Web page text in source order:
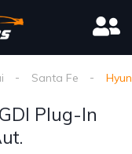
Santa Fe
Plug-In